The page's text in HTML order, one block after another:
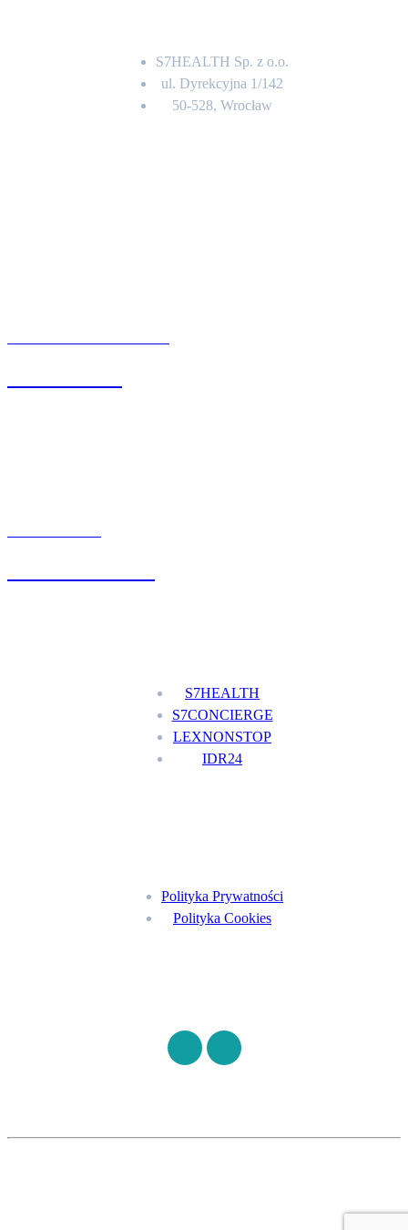
S7HEALTH Sp. z o.o.
ul. Dyrekcyjna 1/142
50-528, Wrocław
S7HEALTH
S7CONCIERGE
LEXNONSTOP
IDR24
Polityka Prywatności
Polityka Cookies